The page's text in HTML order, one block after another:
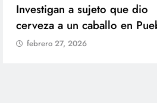
Investigan a sujeto que dio
cerveza a un caballo en
febrero 27, 2026